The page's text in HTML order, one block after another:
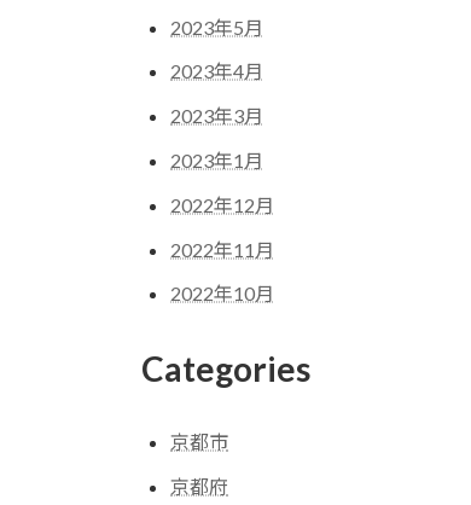
2023年5月
2023年4月
2023年3月
2023年1月
2022年12月
2022年11月
2022年10月
Categories
京都市
京都府